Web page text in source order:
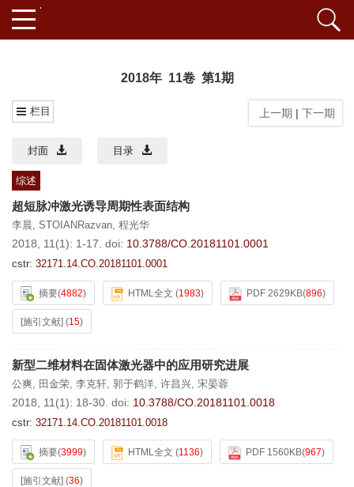
2018年 11卷 第1期
栏目 上一期 | 下一期
封面 目录
综述
超短脉冲激光诱导周期性表面结构
李晨, STOIANRazvan, 程光华
2018, 11(1): 1-17. doi: 10.3788/CO.20181101.0001
cstr: 32171.14.CO.20181101.0001
摘要(4882) HTML全文 (1983) PDF 2629KB(896)
[施引文献] (15)
新型二维材料在固体激光器中的应用研究进展
公爽, 田金荣, 李克轩, 郭于鹤洋, 许昌兴, 宋晏蓉
2018, 11(1): 18-30. doi: 10.3788/CO.20181101.0018
cstr: 32171.14.CO.20181101.0018
摘要(3999) HTML全文 (1136) PDF 1560KB(967)
[施引文献] (36)